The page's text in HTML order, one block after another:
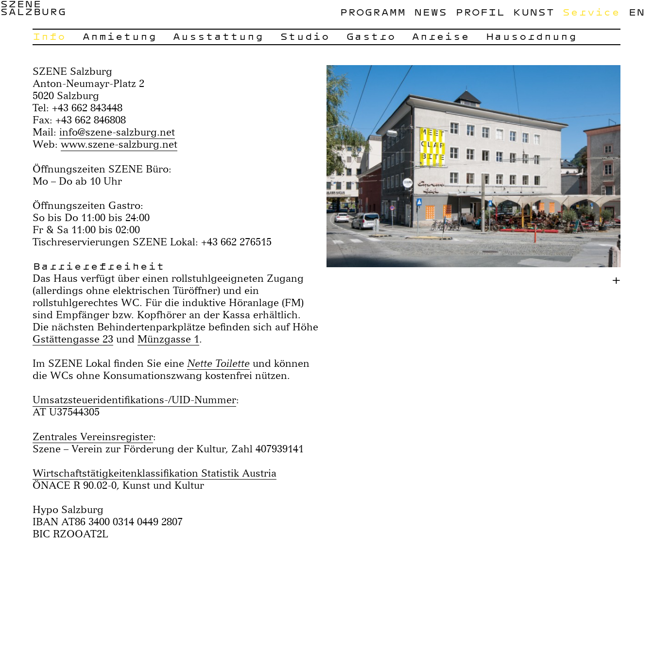
SZENE
SALZBURG PROGRAMM NEWS PROFIL KUNST
Service
Info
Anmietung Ausstattung Studio Gastro Anreise Hausordnung
EN
SZENE Salzburg
Anton-Neumayr-Platz 2
5020 Salzburg
Tel: +43 662 843448
Fax: +43 662 846808
Mail:info@szene-salzburg.net
Web:www.szene-salzburg.net
Öffnungszeiten SZENE Büro:
Mo – Do ab 10 Uhr
Öffnungszeiten Gastro:
So bis Do 11:00 bis 24:00
Fr & Sa 11:00 bis 02:00
Tischreservierungen SZENE Lokal: +43 662 276515
Barrierefreiheit
Das Haus verfügt über einen rollstuhlgeeigneten Zugang
(allerdings ohne elektrischen Türöffner) und ein
rollstuhlgerechtes WC. Für die induktive Höranlage (FM)
sind Empfänger bzw. Kopfhörer an der Kassa erhältlich.
Die nächsten Behindertenparkplätze befinden sich auf Höhe
Gstättengasse 23 undMünzgasse 1.
Im SZENE Lokal finden Sie eineNette Toilette und können
die WCs ohne Konsumationszwang kostenfrei nützen.
Umsatzsteueridentifikations-/UID-Nummer:
AT U37544305
Zentrales Vereinsregister:
Szene – Verein zur Förderung der Kultur, Zahl 407939141
Wirtschaftstätigkeitenklassifikation Statistik Austria
ÖNACE R 90.02-0, Kunst und Kultur
Hypo Salzburg
IBAN AT86 3400 0314 0449 2807
BIC RZOOAT2L